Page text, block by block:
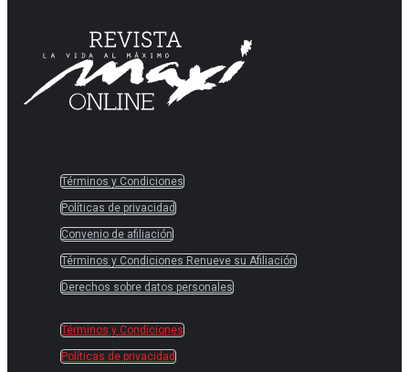
Términos y Condiciones
Políticas de privacidad
Convenio de afiliación
Términos y Condiciones Renueve su Afiliación
Derechos sobre datos personales
Términos y Condiciones
Políticas de privacidad